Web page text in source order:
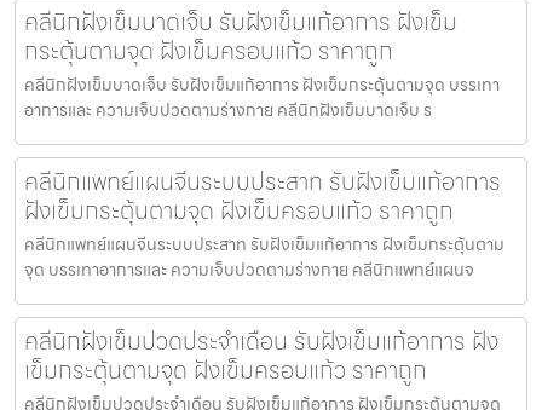
คลีนิกฝังเข็มบาดเจ็บ รับฝังเข็มแก้อาการ ฝังเข็ม
กระตุ้นตามจุด ฝังเข็มครอบแก้ว ราคาถูก
คลีนิกฝังเข็มบาดเจ็บ รับฝังเข็มแก้อาการ ฝังเข็มกระตุ้นตามจุด บรรเทา
อาการและ ความเจ็บปวดตามร่างกาย คลีนิกฝังเข็มบาดเจ็บ ร
คลีนิกแพทย์แผนจีนระบบประสาท รับฝังเข็มแก้อาการ
ฝังเข็มกระตุ้นตามจุด ฝังเข็มครอบแก้ว ราคาถูก
คลีนิกแพทย์แผนจีนระบบประสาท รับฝังเข็มแก้อาการ ฝังเข็มกระตุ้นตาม
จุด บรรเทาอาการและ ความเจ็บปวดตามร่างกาย คลีนิกแพทย์แผนจ
คลีนิกฝังเข็มปวดประจําเดือน รับฝังเข็มแก้อาการ ฝัง
เข็มกระตุ้นตามจุด ฝังเข็มครอบแก้ว ราคาถูก
คลีนิกฝังเข็มปวดประจําเดือน รับฝังเข็มแก้อาการ ฝังเข็มกระตุ้นตามจุด